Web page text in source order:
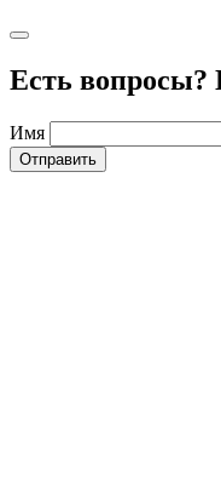
Есть
Имя